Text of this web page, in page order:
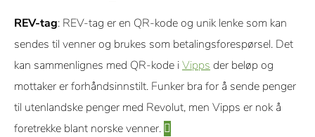
REV-tag: REV-tag er en QR-kode og unik lenke som kan
sendes til venner og brukes som betalingsforespørsel. Det
kan sammenlignes med QR-kode iVipps der beløp og
mottaker er forhåndsinnstilt. Funker bra for å sende penger
til utenlandske penger med Revolut, men Vipps er nok å
foretrekke blant norske venner.